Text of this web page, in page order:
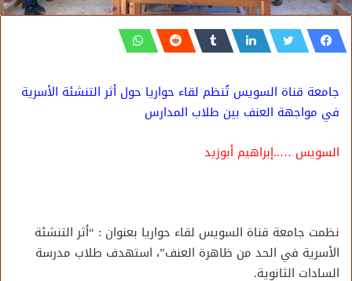
جامعة قناة السويس تُنظم لقاء حواريا حول أثر التنشئة الأسرية
في مواجهة العنف بين طلاب المدارس
السويس …..إبراهيم أبوزيد
نظمت جامعة قناة السويس لقاء حواريا بعنوان : “أثر التنشئة
الأسرية في الحد من ظاهرة العنف”، استهدف طلاب مدرسة
السادات الثانوية.